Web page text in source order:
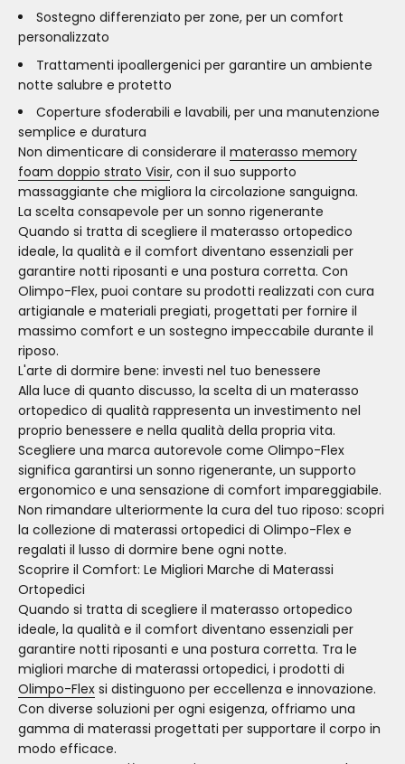
Sostegno differenziato per zone, per un comfort
personalizzato
Trattamenti ipoallergenici per garantire un ambiente
notte salubre e protetto
Coperture sfoderabili e lavabili, per una manutenzione
semplice e duratura
Non dimenticare di considerare il materasso memory
foam doppio strato Visir, con il suo supporto
massaggiante che migliora la circolazione sanguigna.
La scelta consapevole per un sonno rigenerante
Quando si tratta di scegliere il materasso ortopedico
ideale, la qualità e il comfort diventano essenziali per
garantire notti riposanti e una postura corretta. Con
Olimpo-Flex, puoi contare su prodotti realizzati con cura
artigianale e materiali pregiati, progettati per fornire il
massimo comfort e un sostegno impeccabile durante il
riposo.
L'arte di dormire bene: investi nel tuo benessere
Alla luce di quanto discusso, la scelta di un materasso
ortopedico di qualità rappresenta un investimento nel
proprio benessere e nella qualità della propria vita.
Scegliere una marca autorevole come Olimpo-Flex
significa garantirsi un sonno rigenerante, un supporto
ergonomico e una sensazione di comfort impareggiabile.
Non rimandare ulteriormente la cura del tuo riposo: scopri
la collezione di materassi ortopedici di Olimpo-Flex e
regalati il lusso di dormire bene ogni notte.
Scoprire il Comfort: Le Migliori Marche di Materassi
Ortopedici
Quando si tratta di scegliere il materasso ortopedico
ideale, la qualità e il comfort diventano essenziali per
garantire notti riposanti e una postura corretta. Tra le
migliori marche di materassi ortopedici, i prodotti di
Olimpo-Flex si distinguono per eccellenza e innovazione.
Con diverse soluzioni per ogni esigenza, offriamo una
gamma di materassi progettati per supportare il corpo in
modo efficace.